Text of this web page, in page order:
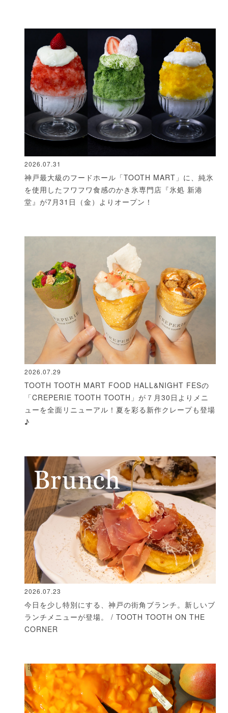
2026.07.31
神戸最大級のフードホール「TOOTH MART」に、純氷
を使用したフワフワ食感のかき氷専門店『氷処 新港
堂』が7月31日（金）よりオープン！
2026.07.29
TOOTH TOOTH MART FOOD HALL&NIGHT FESの
「CREPERIE TOOTH TOOTH」が７月30日よりメニ
ューを全面リニューアル！夏を彩る新作クレープも登場
♪
2026.07.23
今日を少し特別にする、神戸の街角ブランチ。新しいブ
ランチメニューが登場。 / TOOTH TOOTH ON THE
CORNER